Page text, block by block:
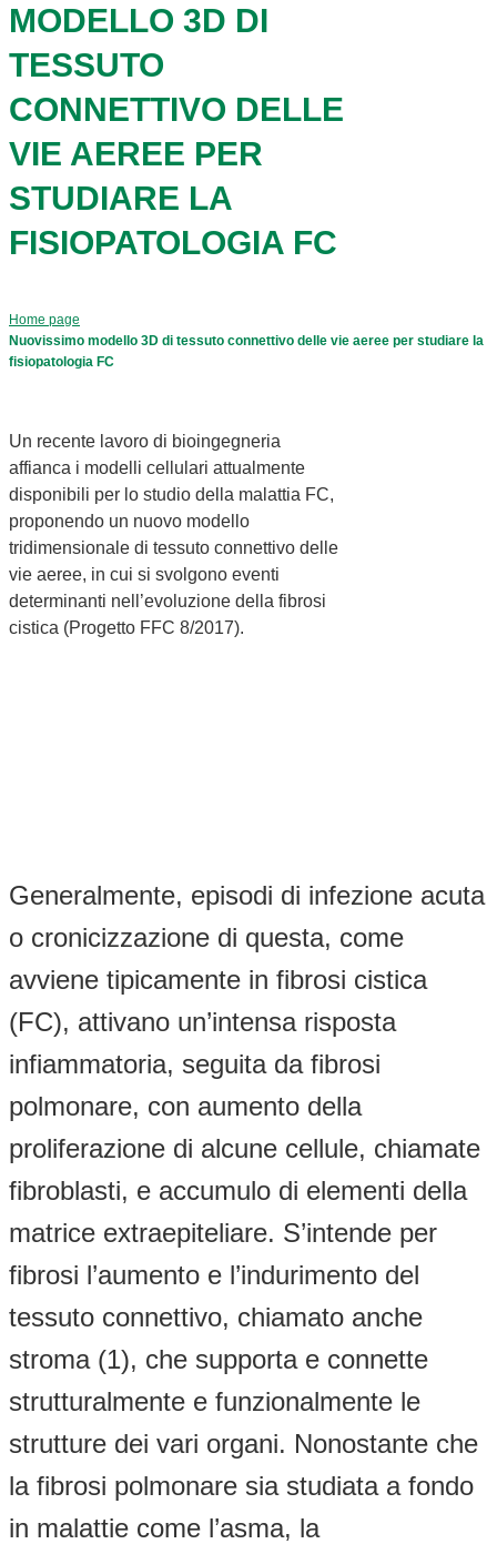
MODELLO 3D DI
TESSUTO
CONNETTIVO DELLE
VIE AEREE PER
STUDIARE LA
FISIOPATOLOGIA FC
Home page
Nuovissimo modello 3D di tessuto connettivo delle vie aeree per studiare la
fisiopatologia FC
Un recente lavoro di bioingegneria
affianca i modelli cellulari attualmente
disponibili per lo studio della malattia FC,
proponendo un nuovo modello
tridimensionale di tessuto connettivo delle
vie aeree, in cui si svolgono eventi
determinanti nell’evoluzione della fibrosi
cistica (Progetto FFC 8/2017).
Generalmente, episodi di infezione acuta
o cronicizzazione di questa, come
avviene tipicamente in fibrosi cistica
(FC), attivano un’intensa risposta
infiammatoria, seguita da fibrosi
polmonare, con aumento della
proliferazione di alcune cellule, chiamate
fibroblasti, e accumulo di elementi della
matrice extraepiteliare. S’intende per
fibrosi l’aumento e l’indurimento del
tessuto connettivo, chiamato anche
stroma (1), che supporta e connette
strutturalmente e funzionalmente le
strutture dei vari organi. Nonostante che
la fibrosi polmonare sia studiata a fondo
in malattie come l’asma, la